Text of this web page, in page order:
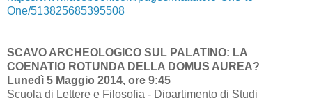
One/513825685395508
SCAVO ARCHEOLOGICO SUL PALATINO: LA
COENATIO ROTUNDA DELLA DOMUS AUREA?
Lunedì 5 Maggio 2014, ore 9:45
Scuola di Lettere e Filosofia - Dipartimento di Studi